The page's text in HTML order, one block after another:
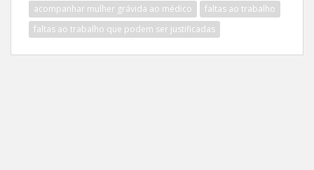
acompanhar mulher grávida ao médico
faltas ao trabalho
faltas ao trabalho que podem ser justificadas